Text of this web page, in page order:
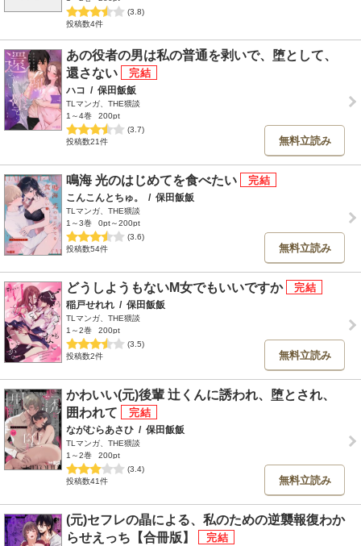
(3.8)
投稿数4件
あの役者の男は私の普通を剥いで、堕として、
還さない
ハコ / 保田飯飯
TLマンガ、THE猥談
1～4巻
200pt
(3.7)
投稿数21件
無料立読み
鳴海 光のはじめてを食べたい
こんこんとちゅ。 / 保田飯飯
TLマンガ、THE猥談
1～3巻
0pt～200pt
(3.6)
投稿数54件
無料立読み
どうしようもないM女でもいいですか
稲戸せれれ / 保田飯飯
TLマンガ、THE猥談
1～2巻
200pt
(3.5)
投稿数2件
無料立読み
かわいい(元)後輩 辻くんに誘われ、堕とされ、
囲われて
ながむらあさひ / 保田飯飯
TLマンガ、THE猥談
1～2巻
200pt
(3.4)
投稿数41件
無料立読み
(元)セフレの晶による、私のための逆襲報復わか
らせえっち【合冊版】